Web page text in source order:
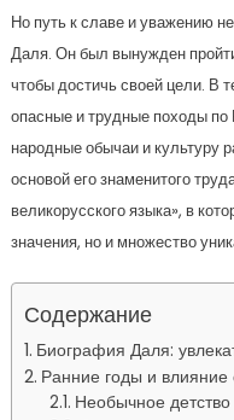
Но путь к славе и уважению
Даля. Он был вынужден
чтобы достичь своей цели. В
опасные и трудные походы по
народные обычаи и культуру
основой его знаменитого
великорусского языка», в
значения, но и множество
Содержание
Биография Даля:
Ранние годы и влияние
Необычное